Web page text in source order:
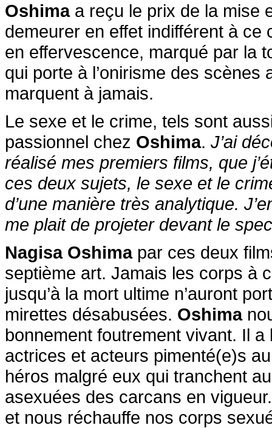
Oshimaa reçu le prix de la mise
demeurer en effet indifférent à
en effervescence, marqué par la
qui porte à l’onirisme des
marquent à jamais.
Le sexe et le crime, tels sont
passionnel chez Oshima. J’ai
réalisé mes premiers films, que
ces deux sujets, le sexe et le
d’une manière très analytique.
me plait de projeter devant le
Nagisa Oshimapar ces deux
septième art. Jamais les corps à
jusqu’à la mort ultime n’auront
mirettes désabusées. Oshima
bonnement foutrement vivant. Il
actrices et acteurs pimenté(e)s
héros malgré eux qui tranchent
asexuées des carcans en
et nous réchauffe nos corps